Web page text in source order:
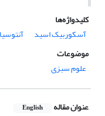
کلیدواژه‌ها
آسکوربیک اسید
موضوعات
علوم سبزی
عنوان مقاله English